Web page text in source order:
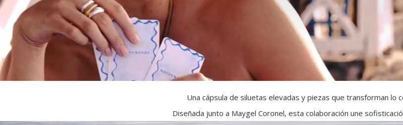
Una cápsula de siluetas elevadas y piezas que transforman lo
Diseñada junto a Maygel Coronel, esta colaboración une